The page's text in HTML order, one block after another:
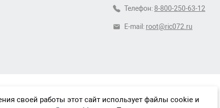
Телефон: 8-800-250-63-12
E-mail: root@ric072.ru
своей работы этот сайт использует файлы cookie и